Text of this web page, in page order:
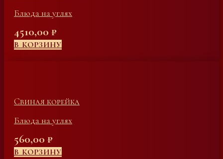
Блюда на углях
4510,00 ₽
В КОРЗИНУ
Свиная корейка
Блюда на углях
560,00 ₽
В КОРЗИНУ